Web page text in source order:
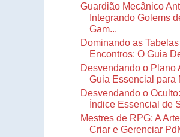
Guardião Mecânico
Integrando Golems
Gam...
Dominando as
Encontros: O Guia
Desvendando o Plano
Guia Essencial para
Desvendando o
Índice Essencial de
Mestres de RPG: A
Criar e Gerenciar